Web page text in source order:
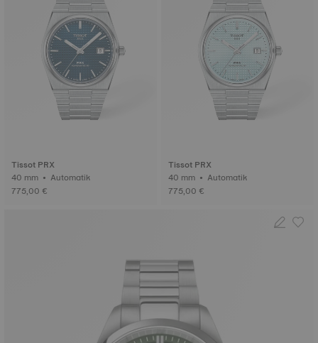
Tissot PRX
40 mm • Automatik
775,00 €
Tissot PRX
40 mm • Automatik
775,00 €